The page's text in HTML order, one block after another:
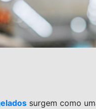
surgem como